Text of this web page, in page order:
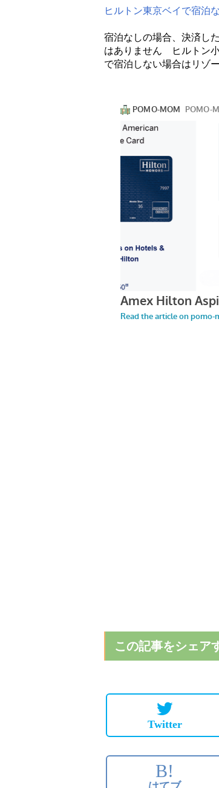
ヒルトン東京ベイで宿泊
宿泊なしの場合、決済し
はありません ヒルトン
で宿泊しない場合はリゾ
この記事をシェア
Twitter
B!